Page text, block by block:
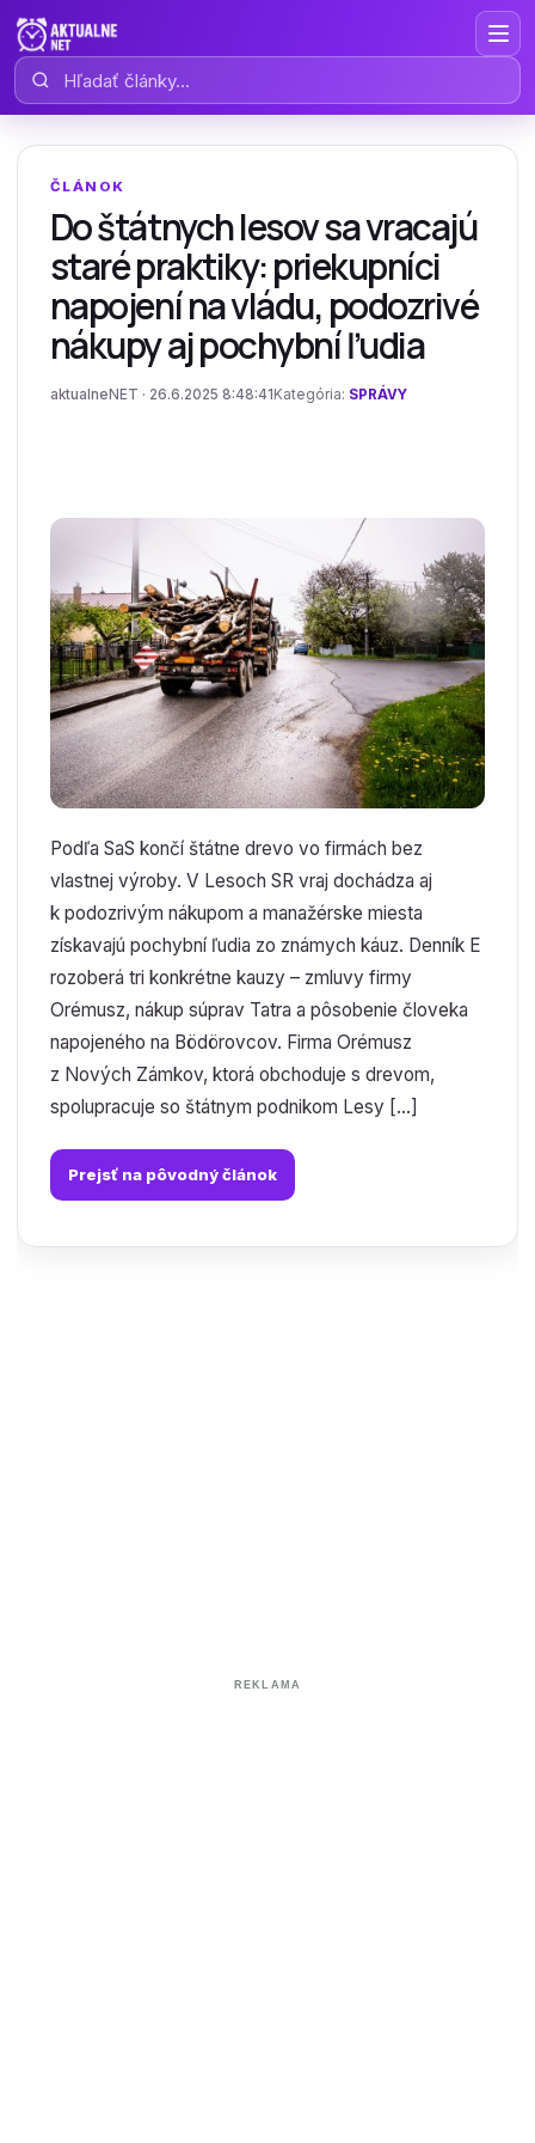
Hľadať články
ČLÁNOK
Do štátnych lesov sa vracajú
staré praktiky: priekupníci
napojení na vládu, podozrivé
nákupy aj pochybní ľudia
aktualneNET · 26.6.2025 8:48:41 Kategória: SPRÁVY
Podľa SaS končí štátne drevo vo firmách bez
vlastnej výroby. V Lesoch SR vraj dochádza aj
k podozrivým nákupom a manažérske miesta
získavajú pochybní ľudia zo známych káuz. Denník E
rozoberá tri konkrétne kauzy – zmluvy firmy
Orémusz, nákup súprav Tatra a pôsobenie človeka
napojeného na Bödörovcov. Firma Orémusz
z Nových Zámkov, ktorá obchoduje s drevom,
spolupracuje so štátnym podnikom Lesy […]
Prejsť na pôvodný článok
REKLAMA